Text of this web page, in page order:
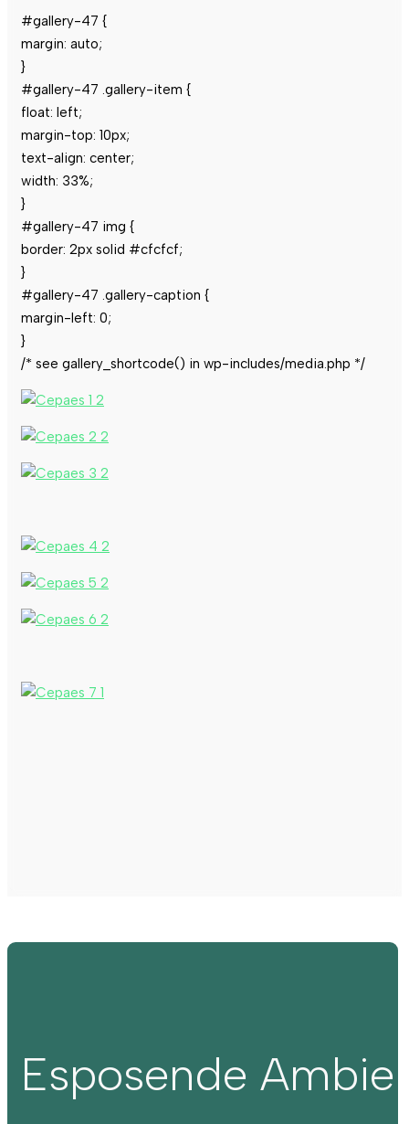
#gallery-47 {
margin: auto;
}
#gallery-47 .gallery-item {
float: left;
margin-top: 10px;
text-align: center;
width: 33%;
}
#gallery-47 img {
border: 2px solid #cfcfcf;
}
#gallery-47 .gallery-caption {
margin-left: 0;
}
/* see gallery_shortcode() in wp-includes/media.php */
Esposende